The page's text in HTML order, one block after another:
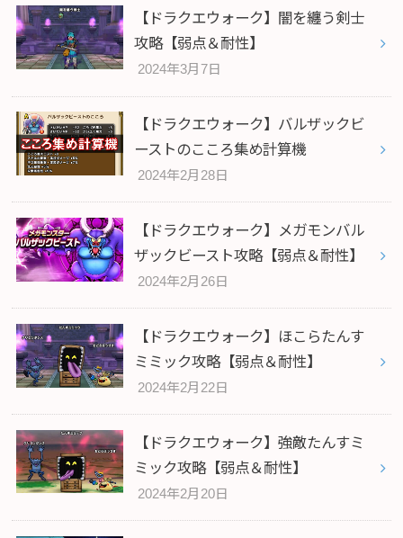
【ドラクエウォーク】闇を纏う剣士
攻略【弱点＆耐性】
2024年3月7日
【ドラクエウォーク】バルザックビ
ーストのこころ集め計算機
2024年2月28日
【ドラクエウォーク】メガモンバル
ザックビースト攻略【弱点＆耐性】
2024年2月26日
【ドラクエウォーク】ほこらたんす
ミミック攻略【弱点＆耐性】
2024年2月22日
【ドラクエウォーク】強敵たんすミ
ミック攻略【弱点＆耐性】
2024年2月20日